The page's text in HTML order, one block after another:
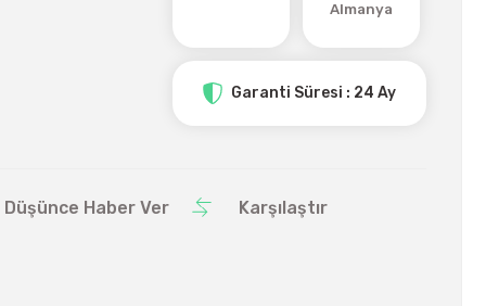
Almanya
Garanti Süresi : 24 Ay
Düşünce Haber Ver Karşılaştır